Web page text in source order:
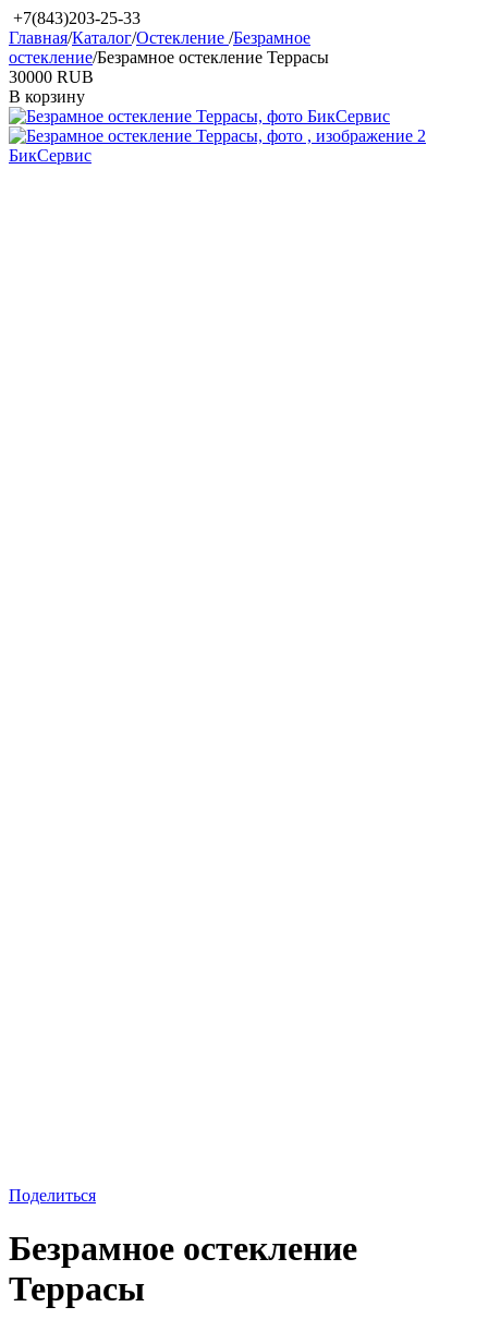
+7(843)203-25-33
Главная/Каталог/Остекление /Безрамное
остекление/Безрамное остекление Террасы
‍30000‍ RUB
В корзину
Поделиться
Безрамное остекление
Террасы